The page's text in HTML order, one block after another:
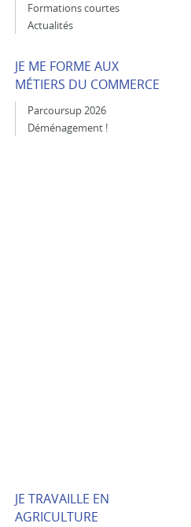
Formations courtes
Actualités
JE ME FORME AUX
MÉTIERS DU COMMERCE
Parcoursup 2026
Déménagement !
JE TRAVAILLE EN
AGRICULTURE